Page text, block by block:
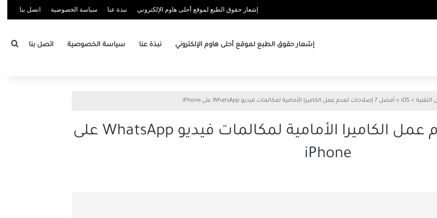
إشعار حقوق الطبع لموقع أحلى هاوم الإلكتروني نبذة عنا سياسة الخصوصية اتصل بنا
إشعار حقوق الطبع لموقع أحلى هاوم الإلكتروني نبذة عنا سياسة الخصوصية اتصل بنا
التقنية >
iOS
> أفضل 7 إصلاحات لعدم عمل الكاميرا الأمامية لمكالمات فيديو WhatsApp على iPhone
أفضل 7 إصلاحات لعدم عمل الكاميرا الأمامية لمكالمات فيديو WhatsApp على
iPhone